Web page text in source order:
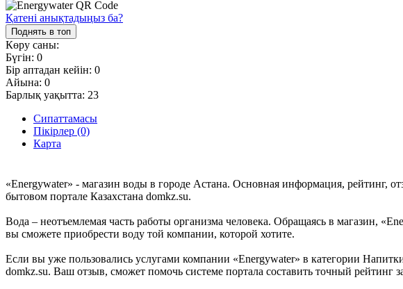
Қатені анықтадыңыз ба?
Поднять в топ
Көру саны:
Бүгін: 0
Бір аптадан кейін: 0
Айына: 0
Барлық уақытта: 23
Сипаттамасы
Пікірлер (0)
Карта
«Energywater» - магазин воды в городе Астана. Основная информация,
бытовом портале Казахстана domkz.su.
Вода – неотъемлемая часть работы организма человека. Обращаясь в магазин,
вы сможете приобрести воду той компании, которой хотите.
Если вы уже пользовались услугами компании «Energywater» в категории
domkz.su. Ваш отзыв, сможет помочь системе портала составить точный рейтинг